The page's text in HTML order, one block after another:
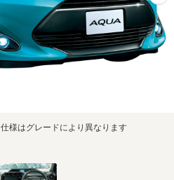
様はグレードにより異なります